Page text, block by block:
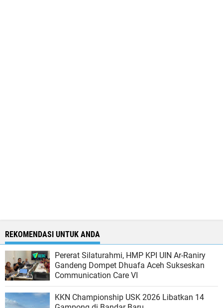
REKOMENDASI UNTUK ANDA
Pererat Silaturahmi, HMP KPI UIN Ar-Raniry
Gandeng Dompet Dhuafa Aceh Sukseskan
Communication Care VI
KKN Championship USK 2026 Libatkan 14